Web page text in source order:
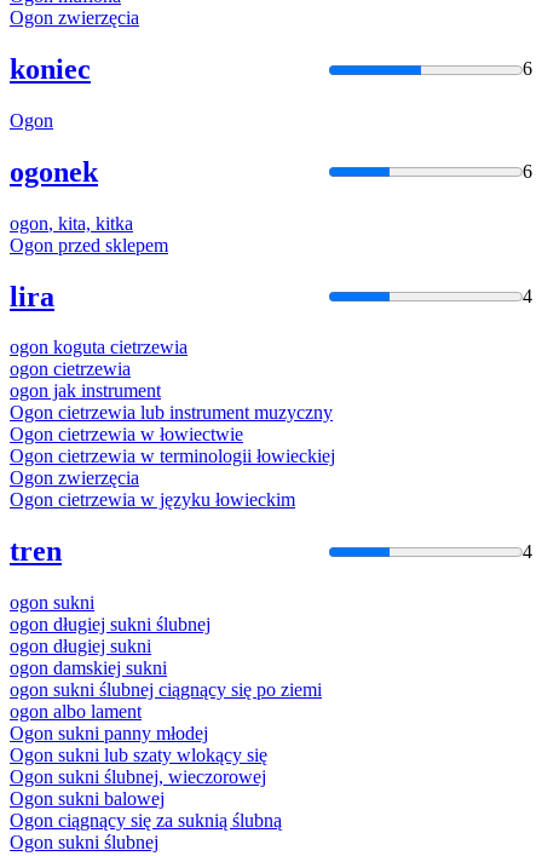
Ogon zwierzęcia
koniec 6
Ogon
ogonek 6
ogon, kita, kitka
Ogon przed sklepem
lira 4
ogon koguta cietrzewia
ogon cietrzewia
ogon jak instrument
Ogon cietrzewia lub instrument muzyczny
Ogon cietrzewia w łowiectwie
Ogon cietrzewia w terminologii łowieckiej
Ogon zwierzęcia
Ogon cietrzewia w języku łowieckim
tren 4
ogon sukni
ogon długiej sukni ślubnej
ogon długiej sukni
ogon damskiej sukni
ogon sukni ślubnej ciągnący się po ziemi
ogon albo lament
Ogon sukni panny młodej
Ogon sukni lub szaty wlokący się
Ogon sukni ślubnej, wieczorowej
Ogon sukni balowej
Ogon ciągnący się za suknią ślubną
Ogon sukni ślubnej